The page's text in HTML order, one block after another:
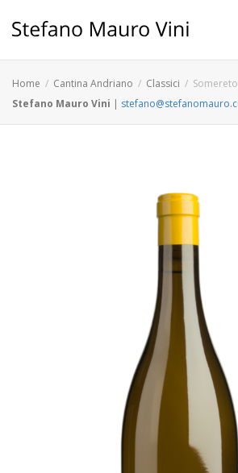
Home Cantina Andriano Classici
Somereto
Stefano Mauro Vini |